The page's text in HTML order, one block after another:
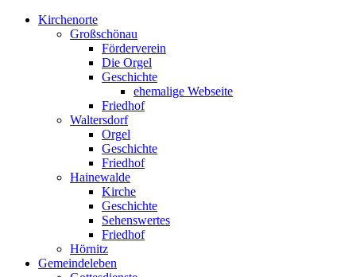
Kirchenorte
Großschönau
Förderverein
Die Orgel
Geschichte
ehemalige Webseite
Friedhof
Waltersdorf
Orgel
Geschichte
Friedhof
Hainewalde
Kirche
Geschichte
Sehenswertes
Friedhof
Hörnitz
Gemeindeleben